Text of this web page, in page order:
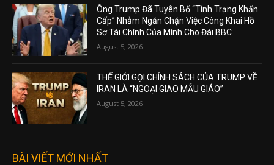
Ông Trump Đã Tuyên Bố “Tình Trạng Khẩn
Cấp” Nhằm Ngăn Chặn Việc Công Khai Hồ
Sơ Tài Chính Của Mình Cho Đài BBC
August 5, 2026
THẾ GIỚI GỌI CHÍNH SÁCH CỦA TRUMP VỀ
IRAN LÀ “NGOẠI GIAO MẪU GIÁO”
August 5, 2026
BÀI VIẾT MỚI NHẤT